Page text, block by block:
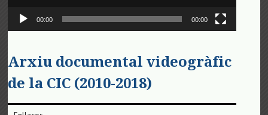
00:00 00:00
Arxiu documental videogràfic
de la CIC (2010-2018)